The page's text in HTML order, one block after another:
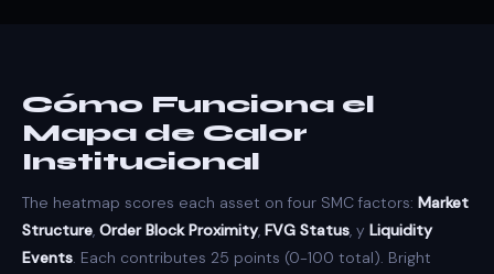
Cómo Funciona el
Mapa de Calor
Institucional
The heatmap scores each asset on four SMC factors: Market
Structure, Order Block Proximity, FVG Status, y Liquidity
Events. Each contributes 25 points (0-100 total). Bright